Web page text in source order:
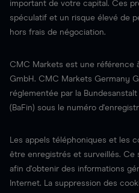
important de votre capital. Ces
spéculatif et un risque élevé de
hors frais de négociation.
CMC Markets est une référence
GmbH. CMC Markets Germany
réglementée par la
(BaFin) sous le numéro
Les appels téléphoniques et les
être enregistrés et surveillés. Ce
afin d'obtenir des informations
Internet. La suppression des